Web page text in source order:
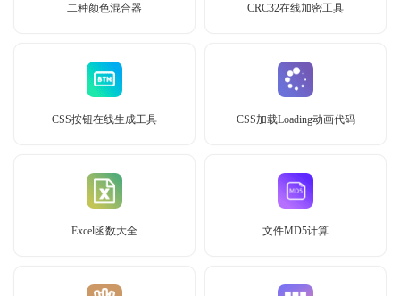
二种颜色混合器 CRC32在线加密工具
CSS按钮在线生成工具 CSS加载Loading动画代码
Excel函数大全 文件MD5计算